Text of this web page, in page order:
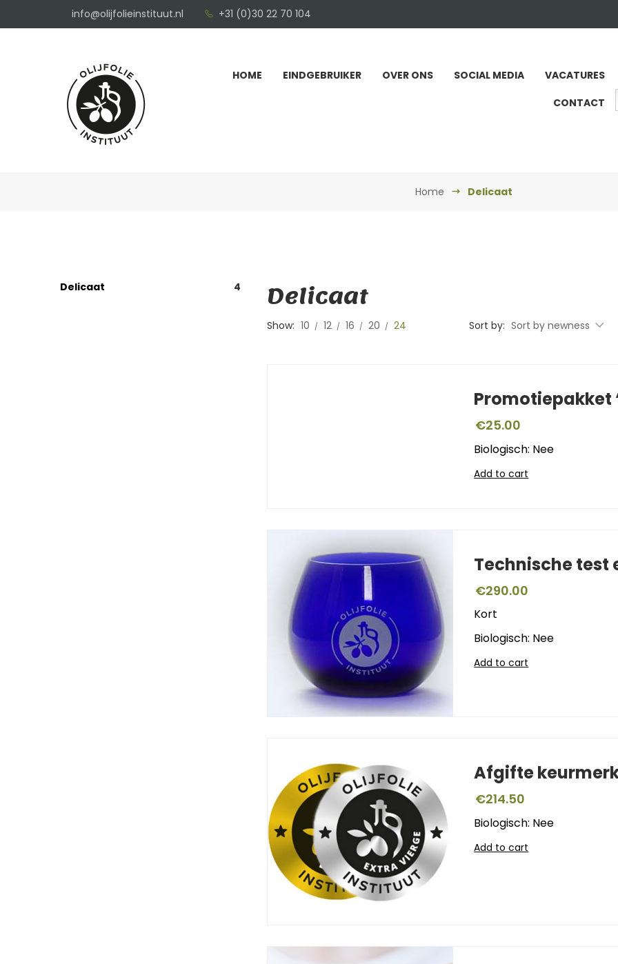
info@olijfolieinstituut.nl +31 (0)30 22 70 104
HOME EINDGEBRUIKER OVER ONS SOCIAL MEDIA
VACATURES
CONTACT
Home Delicaat
Delicaat 4 Delicaat
Show: 10 12 16 20 24 Sort by: Sort by newness
Promotiepakket
€25.00
Biologisch: Nee
Add to cart
Technische test
€290.00
Kort
Biologisch: Nee
Add to cart
Afgifte
€214.50
Biologisch: Nee
Add to cart